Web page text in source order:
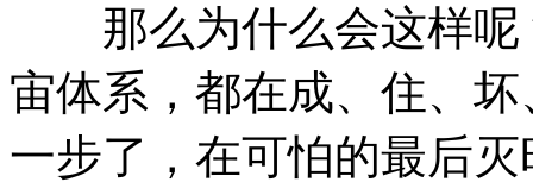
那么为什么会这样呢
宙体系，都在成、住、
一步了，在可怕的最后